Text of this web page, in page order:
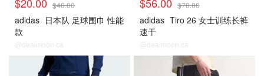
$40.00
adidas 日本队 足球围巾 性能
款
@dealmoon.ca
$70.00
adidas Tiro 26 女士训练长裤
速干
@dealmoon.ca